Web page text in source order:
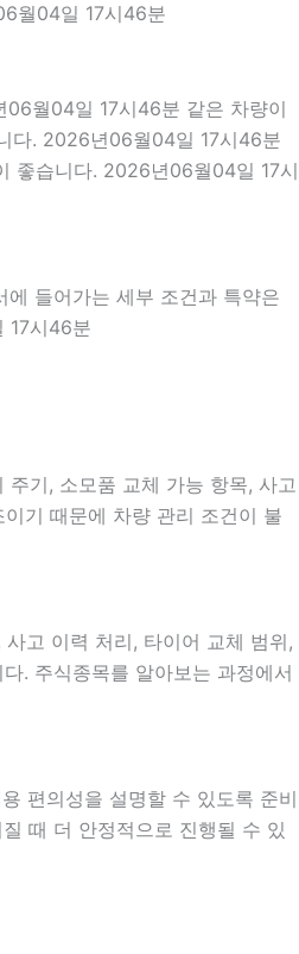
월04일 17시46분
월04일 17시46분 같은 차량이
다. 2026년06월04일 17시46분
좋습니다. 2026년06월04일 17시
들어가는 세부 조건과 특약은
17시46분
기, 소모품 교체 가능 항목, 사고
기 때문에 차량 관리 조건이 불
고 이력 처리, 타이어 교체 범위,
. 주식종목를 알아보는 과정에서
편의성을 설명할 수 있도록 준비
때 더 안정적으로 진행될 수 있